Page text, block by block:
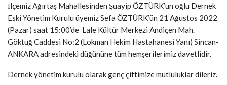
İlçemiz Ağırtaş Mahallesinden Şuayip ÖZTÜRK’un oğlu Dernek
Eski Yönetim Kurulu üyemiz Sefa ÖZTÜRK’ün 21 Ağustos 2022
(Pazar) saat 15:00’de Lale Kültür Merkezi Andiçen Mah.
Göktuğ Caddesi No:2 (Lokman Hekim Hastahanesi Yanı) Sincan-
ANKARA adresindeki düğününe tüm hemşerilerimiz davetlidir.
Dernek yönetim kurulu olarak genç çiftimize mutluluklar dileriz.